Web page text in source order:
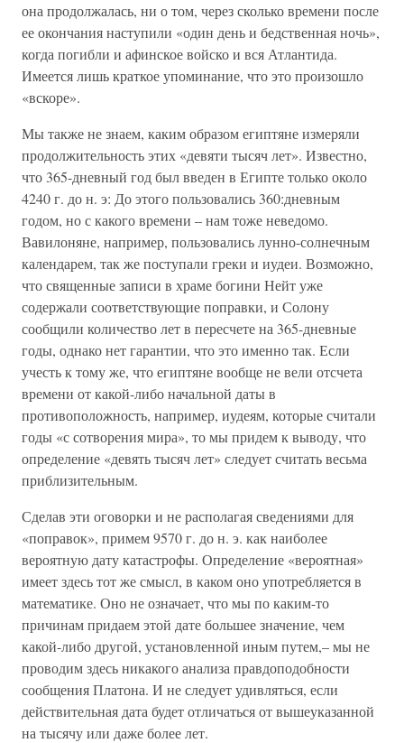
она продолжалась, ни о том, через сколько времени после
ее окончания наступили «один день и бедственная ночь»,
когда погибли и афинское войско и вся Атлантида.
Имеется лишь краткое упоминание, что это произошло
«вскоре».
Мы также не знаем, каким образом египтяне измеряли
продолжительность этих «девяти тысяч лет». Известно,
что 365-дневный год был введен в Египте только около
4240 г. до н. э: До этого пользовались 360:дневным
годом, но с какого времени – нам тоже неведомо.
Вавилоняне, например, пользовались лунно-солнечным
календарем, так же поступали греки и иудеи. Возможно,
что священные записи в храме богини Нейт уже
содержали соответствующие поправки, и Солону
сообщили количество лет в пересчете на 365-дневные
годы, однако нет гарантии, что это именно так. Если
учесть к тому же, что египтяне вообще не вели отсчета
времени от какой-либо начальной даты в
противоположность, например, иудеям, которые считали
годы «с сотворения мира», то мы придем к выводу, что
определение «девять тысяч лет» следует считать весьма
приблизительным.
Сделав эти оговорки и не располагая сведениями для
«поправок», примем 9570 г. до н. э. как наиболее
вероятную дату катастрофы. Определение «вероятная»
имеет здесь тот же смысл, в каком оно употребляется в
математике. Оно не означает, что мы по каким-то
причинам придаем этой дате большее значение, чем
какой-либо другой, установленной иным путем,– мы не
проводим здесь никакого анализа правдоподобности
сообщения Платона. И не следует удивляться, если
действительная дата будет отличаться от вышеуказанной
на тысячу или даже более лет.